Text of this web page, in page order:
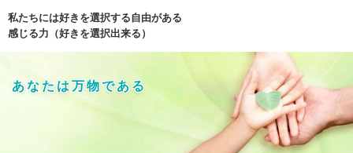
私たちには好きを選択する自由がある
感じる力（好きを選択出来る）
あなたは万物である